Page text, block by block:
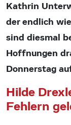
Kathrin
der endlich
sind diesmal
Hoffnungen
Donnerstag
Hilde
Fehlern